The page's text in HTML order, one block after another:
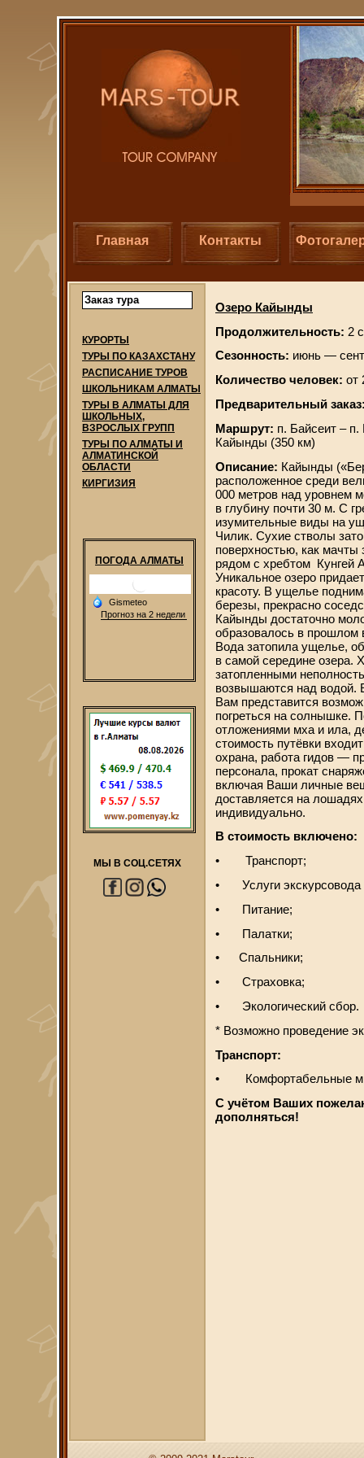
Главная Контакты
Заказ тура
КУРОРТЫ
ТУРЫ ПО КАЗАХСТАНУ
РАСПИСАНИЕ ТУРОВ
ШКОЛЬНИКАМ АЛМАТЫ
ТУРЫ В АЛМАТЫ ДЛЯ
ШКОЛЬНЫХ,
ВЗРОСЛЫХ ГРУПП
ТУРЫ ПО АЛМАТЫ И
АЛМАТИНСКОЙ
ОБЛАСТИ
КИРГИЗИЯ
ПОГОДА АЛМАТЫ
МЫ В СОЦ.СЕТЯХ
Озеро Кайынды
Продолжительность: 2
Сезонность: июнь —
Количество человек: от
Предварительный
Маршрут: п. Байсеит –
Кайынды (350 км)
Описание: Кайынды
расположенное среди
000 метров над уровнем
в глубину почти 30 м. С
изумительные виды на
Чилик. Сухие стволы
поверхностью, как
рядом с хребтом Кунгей
Уникальное озеро
красоту. В ущелье
березы, прекрасно
Кайынды достаточно
образовалось в прошлом
Вода затопила ущелье,
в самой середине озера.
затопленными
возвышаются над водой.
Вам представится
погреться на солнышке.
отложениями мха и ила,
стоимость путёвки
охрана, работа гидов —
персонала, прокат
включая Ваши личные
доставляется на
индивидуально.
В стоимость включено:
• Транспорт;
• Услуги экскурсовода
• Питание;
• Палатки;
• Спальники;
• Страховка;
• Экологический сбор.
* Возможно проведение
Транспорт:
• Комфортабельные
С учётом Ваших
дополняться!